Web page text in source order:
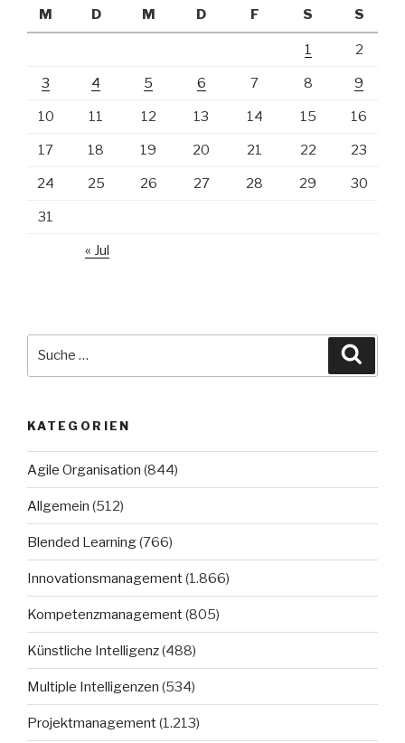
M
D M D F S S
1 2
3 4 5 6 7 8 9
10 11 12 13 14 15 16
17 18 19 20 21 22 23
24 25 26 27 28 29 30
31
« Jul
KATEGORIEN
Agile Organisation (844)
Allgemein (512)
Blended Learning(766)
Innovationsmanagement(1.866)
Kompetenzmanagement(805)
Künstliche Intelligenz(488)
Multiple Intelligenzen (534)
Projektmanagement(1.213)